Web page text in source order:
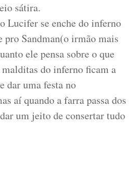
sátira.
o Lucifer se enche do inferno
pro Sandman(o irmão mais
ele pensa sobre o que
do inferno ficam a
dar uma festa no
aí quando a farra passa dos
um jeito de consertar tudo